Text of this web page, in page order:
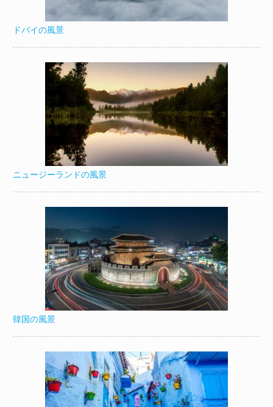
ドバイの風景
ニュージーランドの風景
韓国の風景